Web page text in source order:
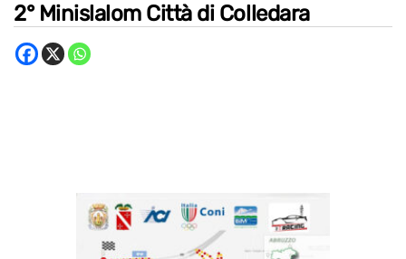
2° Minislalom Città di Colledara